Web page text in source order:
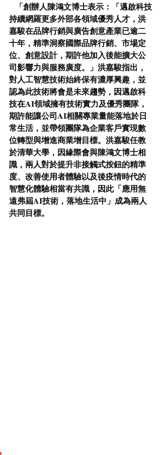
「創辦人陳鴻文博士表示：「邁啟科技
持續網羅更多外部各領域優秀人才，洪
嘉駿在品牌行銷與廣告創意產業已逾二
十年，精準洞察國際品牌行銷、市場定
位、創意設計，期許他加入後能擴大公
司影響力與服務廣度。」洪嘉駿指出，
對人工智慧技術始終保有濃厚興趣，並
認為此技術將會是未來趨勢，因邁啟科
技在AI領域擁有技術實力及優秀團隊，
期許能讓公司AI相關專業量能落地於日
常生活，並帶領團隊為企業客戶實現數
位轉型與增進商業增目標。洪嘉駿任教
於清華大學，因緣際會與陳鴻文博士相
識，兩人對於提升非接觸式按鈕的精準
度、改善使用者體驗以及後疫情時代的
智慧化體驗相當有共識，因此「應用無
遠弗屆AI技術，落地生活中」成為兩人
共同目標。